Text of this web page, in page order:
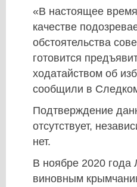
«В настоящее
качестве
обстоятельства
готовится
ходатайством об
сообщили в
Подтверждение
отсутствует,
нет.
В ноябре 2020 года
виновным